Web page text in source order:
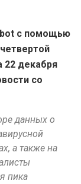
с помощью
22 декабря
со
данных о
а также на
пика